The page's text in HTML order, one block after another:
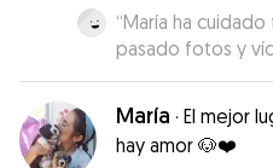
“María ha
pasado fotos y
tiene mano con
necesitamos,
María · El mejor
hay amor 🐶❤️